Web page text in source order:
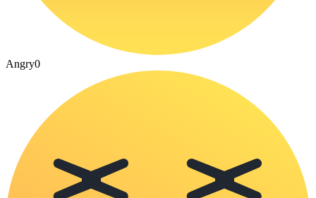
Angry0